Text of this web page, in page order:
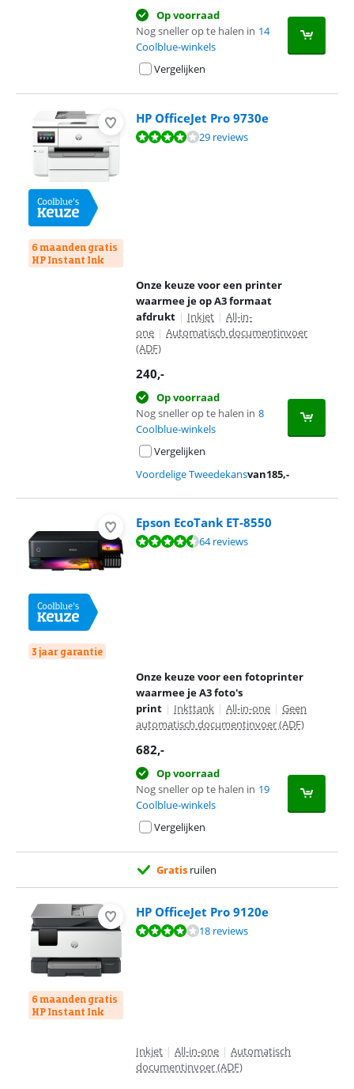
Op voorraad
Nog sneller op te halen in 14
Coolblue-winkels
Vergelijken
6 maanden gratis
HP Instant Ink
HP OfficeJet Pro 9730e
Beoordeling is 8,2 van de 10, gebaseerd op 29 reviews.
29 reviews
Onze keuze voor een printer
waarmee je op A3 formaat
afdrukt | Inkjet | All-in-
one | Automatisch documentinvoer
(ADF)
240,-
Op voorraad
Nog sneller op te halen in 8
Coolblue-winkels
Vergelijken
Voordelige Tweedekansvan185,-
3 jaar garantie
Epson EcoTank ET-8550
Beoordeling is 8,9 van de 10, gebaseerd op 64 reviews.
64 reviews
Onze keuze voor een fotoprinter
waarmee je A3 foto's
print | Inkttank | All-in-one | Geen
automatisch documentinvoer (ADF)
682,-
Op voorraad
Nog sneller op te halen in 19
Coolblue-winkels
Vergelijken
Gratis ruilen
6 maanden gratis
HP Instant Ink
HP OfficeJet Pro 9120e
Beoordeling is 7,9 van de 10, gebaseerd op 18 reviews.
18 reviews
Inkjet | All-in-one | Automatisch
documentinvoer (ADF)